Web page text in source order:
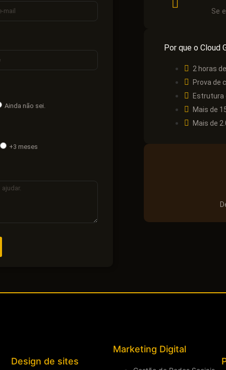
Ainda não sei.
+3 meses
Se
Por que o Cloud
2 horas
Prova de
Estrutura
Mais de
Mais de
Design de sites
Marketing Digital